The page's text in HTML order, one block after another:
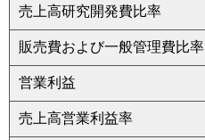
売上高研究開発費比率
販売費および一般管理費比率
営業利益
売上高営業利益率